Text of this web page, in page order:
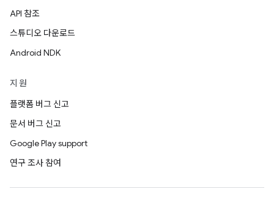
API 참조
스튜디오 다운로드
Android NDK
지원
플랫폼 버그 신고
문서 버그 신고
Google Play support
연구 조사 참여